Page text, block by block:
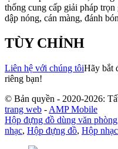
thống cung cấp giải pháp
dập nóng, cán màng, đánh
TÙY CHỈNH
Liên hệ với chúng tôiHãy bắt
riêng bạn!
© Bản quyền - 2020-2026:
trang web - AMP Mobile
Hộp đựng đồ dùng văn phòng
nhạc, Hộp đựng đồ, Hộp